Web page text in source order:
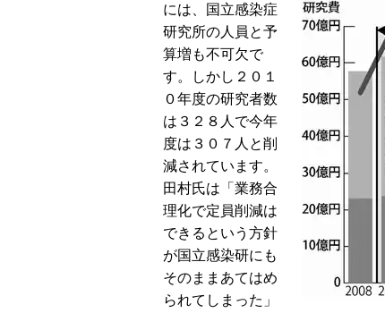
には、国立感染症
研究所の人員と予
算増も不可欠で
す。しかし２０１
０年度の研究者数
は３２８人で今年
度は３０７人と削
減されています。
田村氏は「業務合
理化で定員削減は
できるという方針
が国立感染研にも
そのままあてはめ
られてしまった」